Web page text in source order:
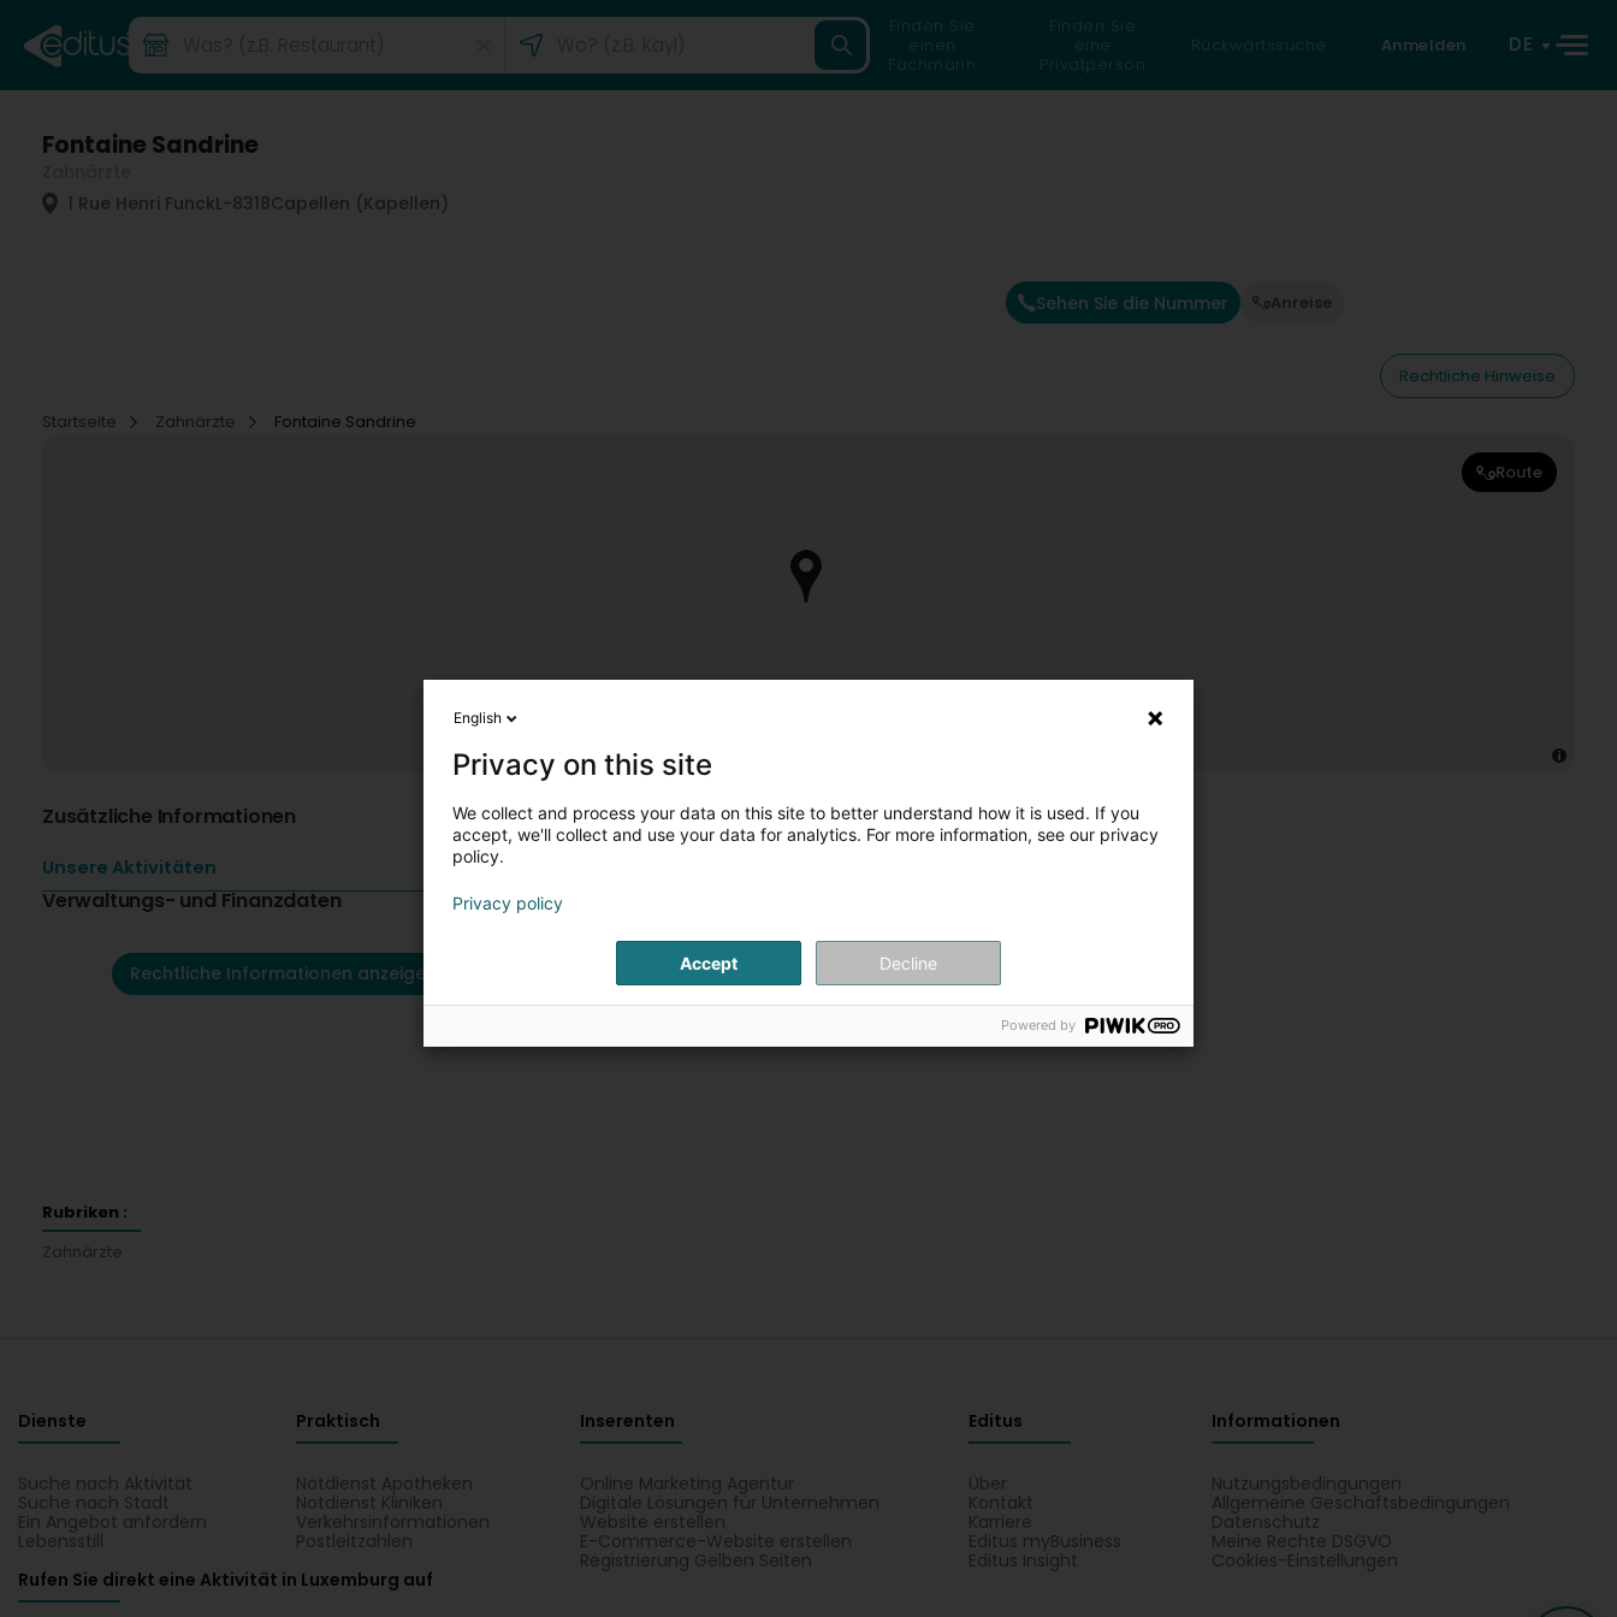
Finden Sie
einen
Fachmann
Finden Sie
eine
Privatperson
Rückwärtssuche Anmelden DE
Fontaine Sandrine
1 Rue Henri FunckL-8318Capellen (Kapellen)
Sehen Sie die Nummer Anreise
Rechtliche Hinweise
Startseite
Zahnärzte Fontaine Sandrine
Route
Zusätzliche Informationen
Unsere Aktivitäten
Verwaltungs- und Finanzdaten
Rechtliche Informationen anzeigen
Rubriken :
Zahnärzte
Dienste
Suche nach Aktivität
Suche nach Stadt
Ein Angebot anfordern
Lebensstill
Praktisch
Notdienst Apotheken
Notdienst Kliniken
Verkehrsinformationen
Postleitzahlen
Inserenten
Online Marketing Agentur
Digitale Lösungen für Unternehmen
Website erstellen
E-Commerce-Website erstellen
Registrierung Gelben Seiten
Editus
Über
Kontakt
Karriere
Editus myBusiness
Editus Insight
Informationen
Nutzungsbedingungen
Allgemeine Geschäftsbedingungen
Datenschutz
Meine Rechte DSGVO
Cookies-Einstellungen
Rufen Sie direkt eine Aktivität in Luxemburg auf
English
Privacy on this site
We collect and process your data on this site to better understand how it is used. If you
accept, we'll collect and use your data for analytics. For more information, see our privacy
policy.
Privacy policy
Accept Decline
Powered by